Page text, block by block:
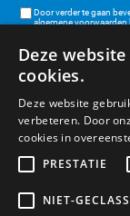
Door verder te gaan
algemene voorwaarden
TELEFONISCH
ALGEMENE
BETAAL- &
Deze
cookies.
Deze website
verbeteren. Door
cookies in
PRESTATIE
NIET-